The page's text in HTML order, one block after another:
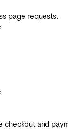
page requests.
checkout and